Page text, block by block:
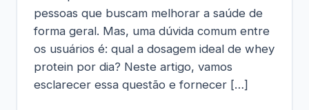
pessoas que buscam melhorar a saúde de
forma geral. Mas, uma dúvida comum entre
os usuários é: qual a dosagem ideal de whey
protein por dia? Neste artigo, vamos
esclarecer essa questão e fornecer […]